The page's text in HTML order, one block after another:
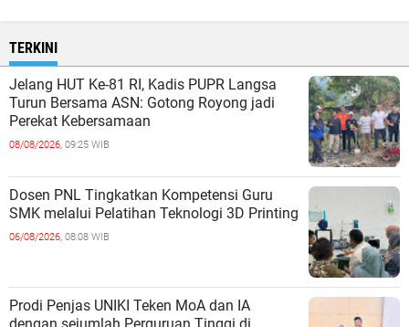
TERKINI
Jelang HUT Ke-81 RI, Kadis PUPR Langsa
Turun Bersama ASN: Gotong Royong jadi
Perekat Kebersamaan
08/08/2026, 09:25 WIB
Dosen PNL Tingkatkan Kompetensi Guru
SMK melalui Pelatihan Teknologi 3D Printing
06/08/2026, 08:08 WIB
Prodi Penjas UNIKI Teken MoA dan IA
dengan sejumlah Perguruan Tinggi di